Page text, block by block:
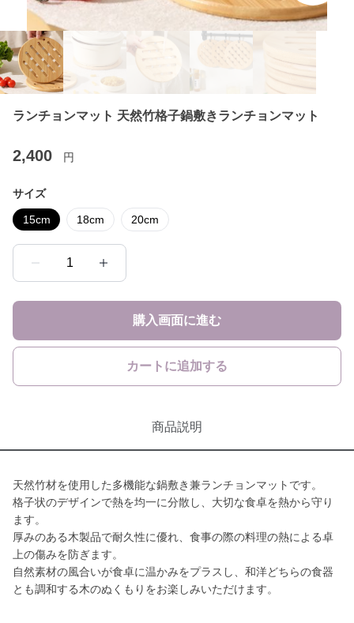
ランチョンマット 天然竹格子鍋敷きランチョンマット
2,400 円
サイズ
15cm 18cm 20cm
1
購入画面に進む
カートに追加する
商品説明
天然竹材を使用した多機能な鍋敷き兼ランチョンマットです。
格子状のデザインで熱を均一に分散し、大切な食卓を熱から守り
ます。
厚みのある木製品で耐久性に優れ、食事の際の料理の熱による卓
上の傷みを防ぎます。
自然素材の風合いが食卓に温かみをプラスし、和洋どちらの食器
とも調和する木のぬくもりをお楽しみいただけます。